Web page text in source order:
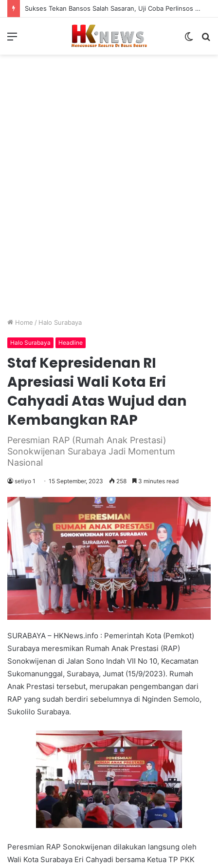
Sukses Tekan Bansos Salah Sasaran, Uji Coba Perlinsos Digital di Surabaya Hampir 100 Persen
Menu
Switch
Home / Halo Surabaya
Halo Surabaya Headline
Staf Kepresidenan RI
Apresiasi Wali Kota Eri
Cahyadi Atas Wujud dan
Kembangkan RAP
Peresmian RAP (Rumah Anak Prestasi)
Sonokwijenan Surabaya Jadi Momentum
Nasional
setiyo 1 15 September, 2023 258 3 minutes read
SURABAYA – HKNews.info : Pemerintah Kota (Pemkot)
Surabaya meresmikan Rumah Anak Prestasi (RAP)
Sonokwijenan di Jalan Sono Indah VII No 10, Kecamatan
Sukomanunggal, Surabaya, Jumat (15/9/2023). Rumah
Anak Prestasi tersebut, merupakan pengembangan dari
RAP yang sudah berdiri sebelumnya di Nginden Semolo,
Sukolilo Surabaya.
Peresmian RAP Sonokwijenan dilakukan langsung oleh
Wali Kota Surabaya Eri Cahyadi bersama Ketua TP PKK